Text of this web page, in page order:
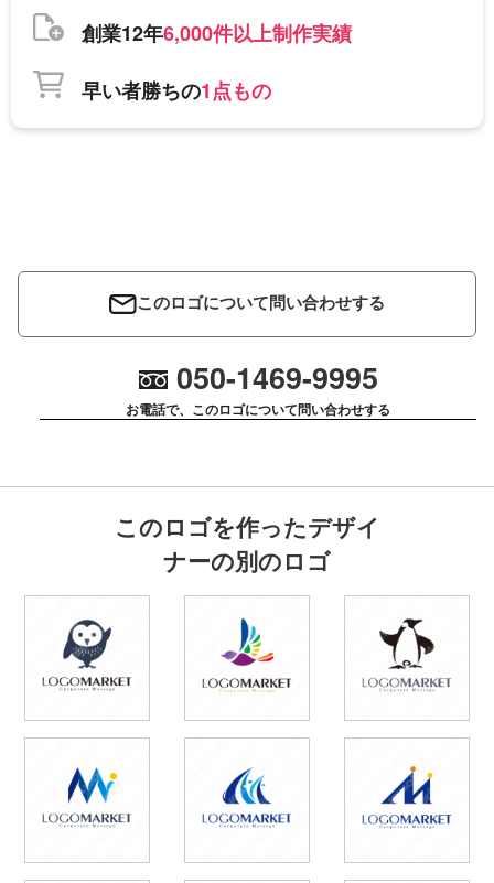
創業12年6,000件以上制作実績
早い者勝ちの1点もの
このロゴについて問い合わせする
050-1469-9995
お電話で、このロゴについて問い合わせする
このロゴを作ったデザイ
ナーの別のロゴ